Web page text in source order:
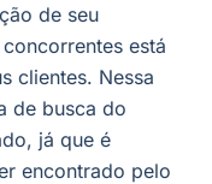
de seu
está
clientes. Nessa
de busca do
já que é
encontrado pelo